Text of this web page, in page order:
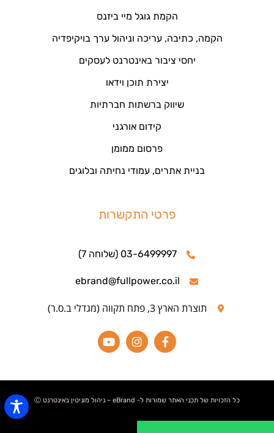
הקמת גוגל מיי ביזנס
הקמה, כתיבה, עריכה וניהול ערך בויקיפדיה
יחסי ציבור באינטרנט לעסקים
יצירת תוכן וידאו
שיווק ברשתות חברתיות
קידום אורגני
פרסום ממומן
בניית אתרים, עמודי נחיתה ובלוגים
פרטי התקשרות
03-6499997 (שלוחה 7)
ebrand@fullpower.co.il
תוצרת הארץ 3, פתח תקווה (מגדלי ב.ס.ר)
כל הזכויות של תכני האתר שמורות ל- eBrand – ניהול מוניטין באינטרנט Ⓒ